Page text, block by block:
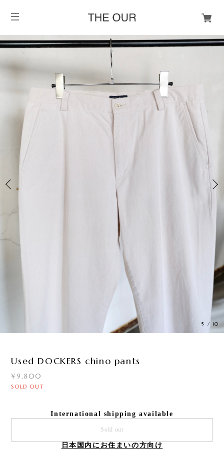
5 / 10
Used DOCKERS chino pants
¥9,800
SOLD OUT
International shipping available
Sold out
日本国内にお住まいの方向け